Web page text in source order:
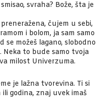
svraha? Bože, šta je
čujem u sebi,
i bolom, ja sam samo
se možeš lagano, slobodno
Neka to bude samo tvoja
milost Univerzuma.
je lažna tvorevina. Ti si
godina, znaj uvek imaš